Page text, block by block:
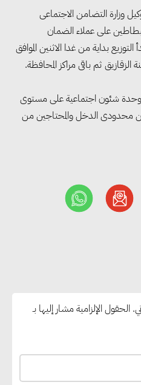
وزارة التضامن الاجتماعى
على عملاء الضمان
بداية من غدا الاثنين الموافق
وأشار إلى أن المديرية تضامن 264 وحدة شئون اجتماعية على مستوى
محدودى الدخل والمحتاجين من
الحقول الإلزامية مشار إليها بـ
تراجع معدل
البطالة في مصر إلى 5.8% خلال
الشراكات الصناعية
جديدة إلى مصر
نهاية المرحلة
يستقبل المدير العام